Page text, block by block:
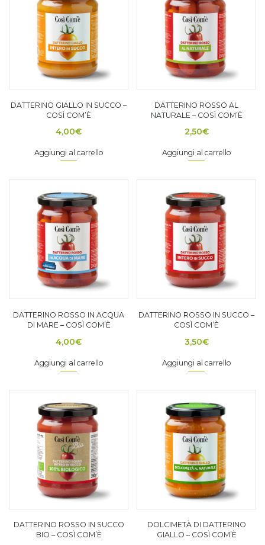
DATTERINO GIALLO IN SUCCO –
COSÌ COM’È
4,00€
Aggiungi al carrello
DATTERINO ROSSO AL
NATURALE – COSÌ COM’È
2,50€
Aggiungi al carrello
DATTERINO ROSSO IN ACQUA
DI MARE – COSÌ COM’È
4,00€
Aggiungi al carrello
DATTERINO ROSSO IN SUCCO –
COSÌ COM’È
3,50€
Aggiungi al carrello
DATTERINO ROSSO IN SUCCO
BIO – COSÌ COM’È
DOLCIMETÀ DI DATTERINO
GIALLO – COSÌ COM’È